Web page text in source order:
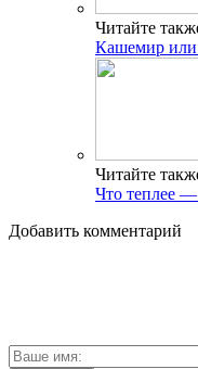
Читайте
Кашемир или
Читайте
Что теплее —
Добавить комментарий